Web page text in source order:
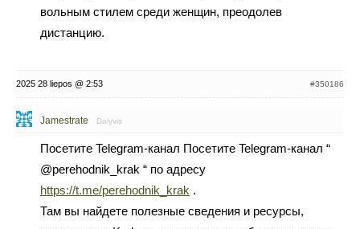
вольным стилем среди женщин, преодолев
дистанцию.
2025 28 liepos @ 2:53 #350186
Jamestrate Dalyvis
Посетите Telegram-канал Посетите Telegram-канал “
@perehodnik_krak “ по адресу
https://t.me/perehodnik_krak .
Там вы найдете полезные сведения и ресурсы,